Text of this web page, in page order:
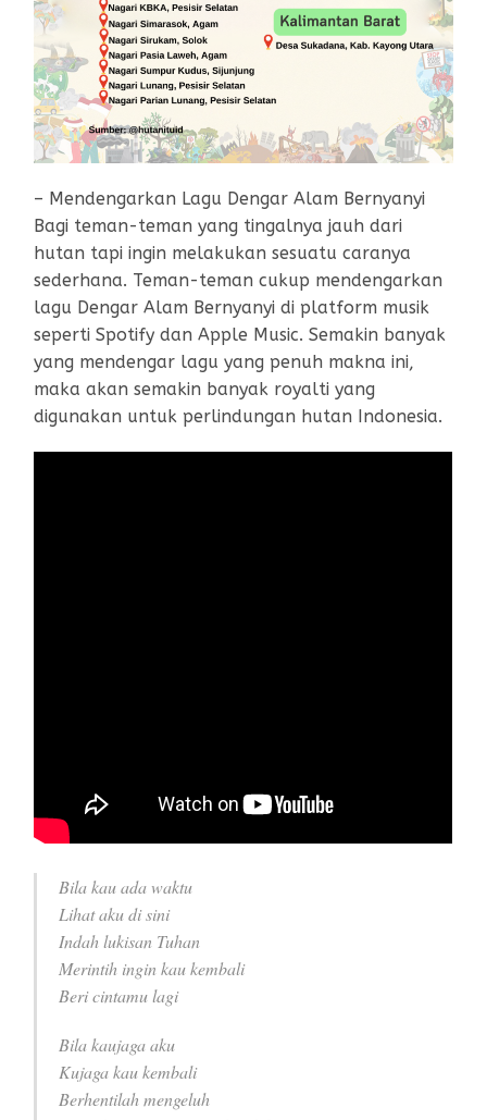
– Mendengarkan Lagu Dengar Alam Bernyanyi
Bagi teman-teman yang tingalnya jauh dari
hutan tapi ingin melakukan sesuatu caranya
sederhana. Teman-teman cukup mendengarkan
lagu Dengar Alam Bernyanyi di platform musik
seperti Spotify dan Apple Music. Semakin banyak
yang mendengar lagu yang penuh makna ini,
maka akan semakin banyak royalti yang
digunakan untuk perlindungan hutan Indonesia.
Bila kau ada waktu
Lihat aku di sini
Indah lukisan Tuhan
Merintih ingin kau kembali
Beri cintamu lagi
Bila kaujaga aku
Kujaga kau kembali
Berhentilah mengeluh